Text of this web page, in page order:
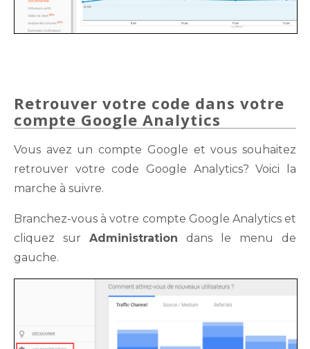
Retrouver votre code dans votre
compte Google Analytics
Vous avez un compte Google et vous souhaitez
retrouver votre code Google Analytics? Voici la
marche à suivre.
Branchez-vous à votre compte Google Analytics et
cliquez sur Administration dans le menu de
gauche.